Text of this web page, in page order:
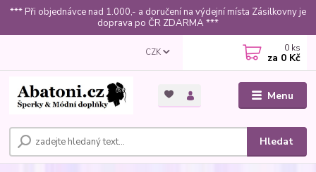
*** Při objednávce nad 1.000,- a doručení na výdejní místa Zásilkovny je
doprava po ČR ZDARMA ***
Menu
CZK
Hledat
0 ks
za 0 Kč